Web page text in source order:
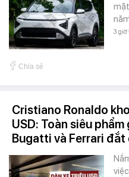
3 giờ
Chia sẻ
Cristiano Ronaldo
USD: Toàn siêu
Bugatti và Ferrari đắt